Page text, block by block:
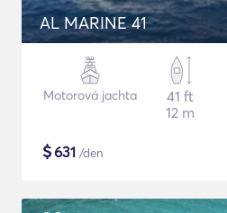
AL MARINE 41
Motorová jachta
41 ft
12 m
$631 /den